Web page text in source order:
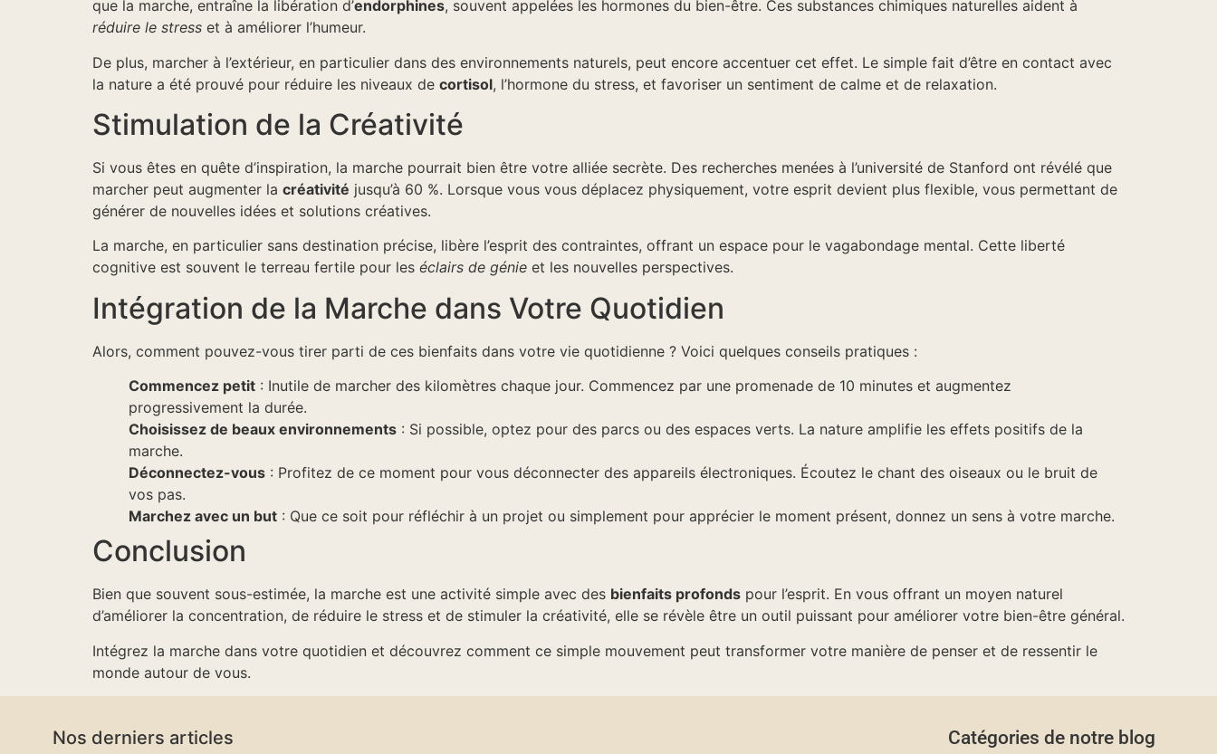
que la marche, entraîne la libération d’endorphines, souvent appelées les hormones du bien-être. Ces substances chimiques naturelles aident à
réduire le stress et à améliorer l’humeur.
De plus, marcher à l’extérieur, en particulier dans des environnements naturels, peut encore accentuer cet effet. Le simple fait d’être en contact avec
la nature a été prouvé pour réduire les niveaux de cortisol, l’hormone du stress, et favoriser un sentiment de calme et de relaxation.
Stimulation de la Créativité
Si vous êtes en quête d’inspiration, la marche pourrait bien être votre alliée secrète. Des recherches menées à l’université de Stanford ont révélé que
marcher peut augmenter la créativité jusqu’à 60 %. Lorsque vous vous déplacez physiquement, votre esprit devient plus flexible, vous permettant de
générer de nouvelles idées et solutions créatives.
La marche, en particulier sans destination précise, libère l’esprit des contraintes, offrant un espace pour le vagabondage mental. Cette liberté
cognitive est souvent le terreau fertile pour les éclairs de génie et les nouvelles perspectives.
Intégration de la Marche dans Votre Quotidien
Alors, comment pouvez-vous tirer parti de ces bienfaits dans votre vie quotidienne ? Voici quelques conseils pratiques :
Commencez petit : Inutile de marcher des kilomètres chaque jour. Commencez par une promenade de 10 minutes et augmentez
progressivement la durée.
Choisissez de beaux environnements : Si possible, optez pour des parcs ou des espaces verts. La nature amplifie les effets positifs de la
marche.
Déconnectez-vous : Profitez de ce moment pour vous déconnecter des appareils électroniques. Écoutez le chant des oiseaux ou le bruit de
vos pas.
Marchez avec un but : Que ce soit pour réfléchir à un projet ou simplement pour apprécier le moment présent, donnez un sens à votre marche.
Conclusion
Bien que souvent sous-estimée, la marche est une activité simple avec des bienfaits profonds pour l’esprit. En vous offrant un moyen naturel
d’améliorer la concentration, de réduire le stress et de stimuler la créativité, elle se révèle être un outil puissant pour améliorer votre bien-être général.
Intégrez la marche dans votre quotidien et découvrez comment ce simple mouvement peut transformer votre manière de penser et de ressentir le
monde autour de vous.
Nos derniers articles Catégories de notre blog